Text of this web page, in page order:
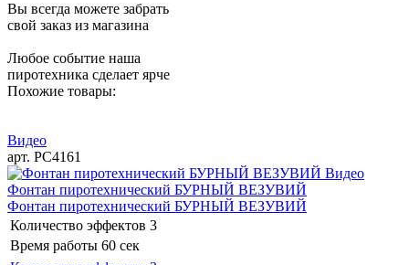
Вы всегда можете забрать
свой заказ из магазина
Любое событие наша
пиротехника сделает ярче
Похожие товары:
Видео
арт. РС4161
Видео
Фонтан пиротехнический БУРНЫЙ ВЕЗУВИЙ
Фонтан пиротехнический БУРНЫЙ ВЕЗУВИЙ
Количество эффектов 3
Время работы 60 сек